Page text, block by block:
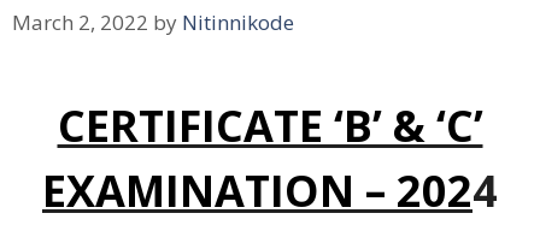
March 2, 2022 by Nitinnikode
CERTIFICATE ‘B’ & ‘C’
EXAMINATION – 2024